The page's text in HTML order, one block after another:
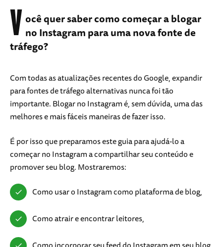
V ocê quer saber como começar a blogar
no Instagram para uma nova fonte de
tráfego?
Com todas as atualizações recentes do Google, expandir
para fontes de tráfego alternativas nunca foi tão
importante. Blogar no Instagram é, sem dúvida, uma das
melhores e mais fáceis maneiras de fazer isso.
É por isso que preparamos este guia para ajudá-lo a
começar no Instagram a compartilhar seu conteúdo e
promover seu blog. Mostraremos:
Como usar o Instagram como plataforma de blog,
Como atrair e encontrar leitores,